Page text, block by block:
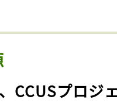
CCUSプロジ